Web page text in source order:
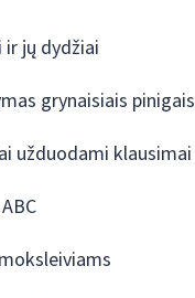
ir jų dydžiai
grynaisiais pinigais
užduodami klausimai